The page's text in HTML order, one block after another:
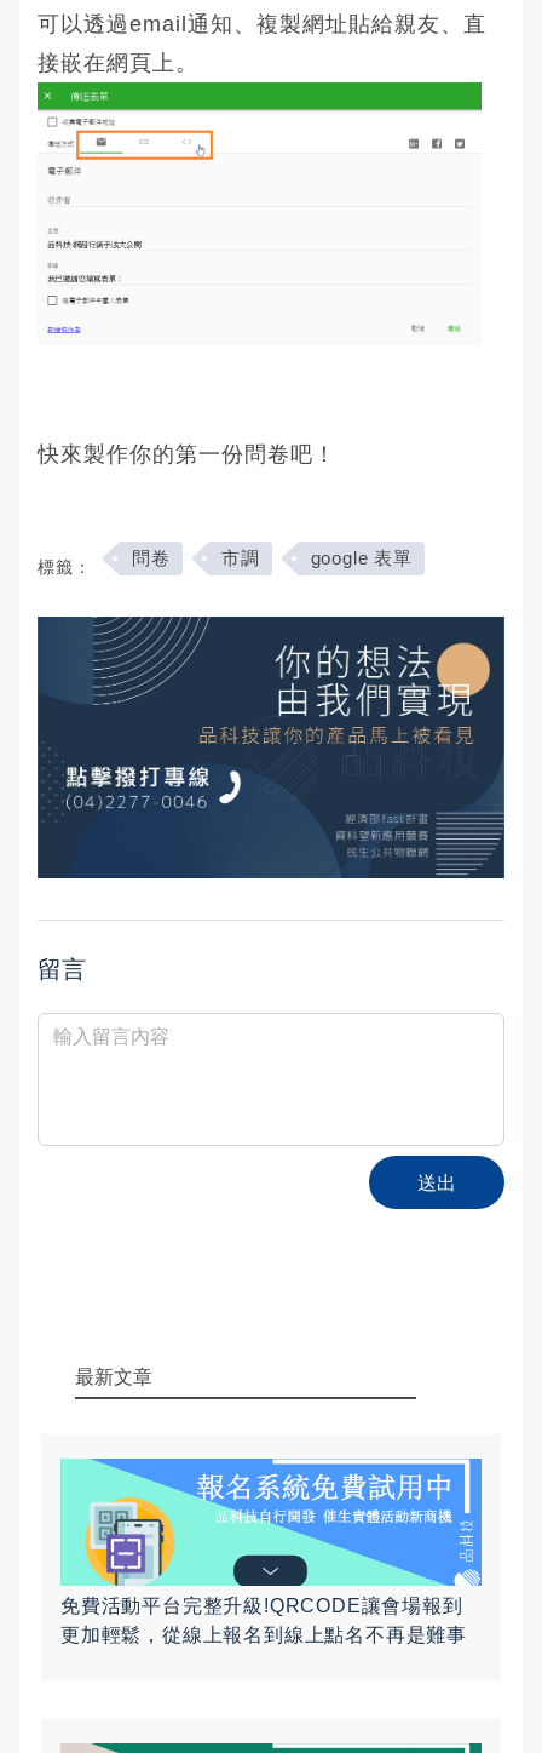
可以透過email通知、複製網址貼給親友、直
接嵌在網頁上。
快來製作你的第一份問卷吧！
標籤： 問卷 市調 google 表單
留言
送出
最新文章
免費活動平台完整升級!QRCODE讓會場報到
更加輕鬆，從線上報名到線上點名不再是難事